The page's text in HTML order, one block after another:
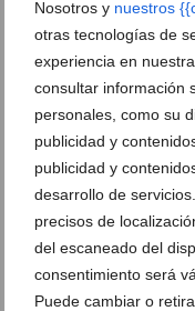
Nosotros y nuestros
otras tecnologías de
experiencia en
consultar información
personales, como su
publicidad y
publicidad y
desarrollo de
precisos de
del escaneado del
consentimiento será
Puede cambiar o
El precio de este